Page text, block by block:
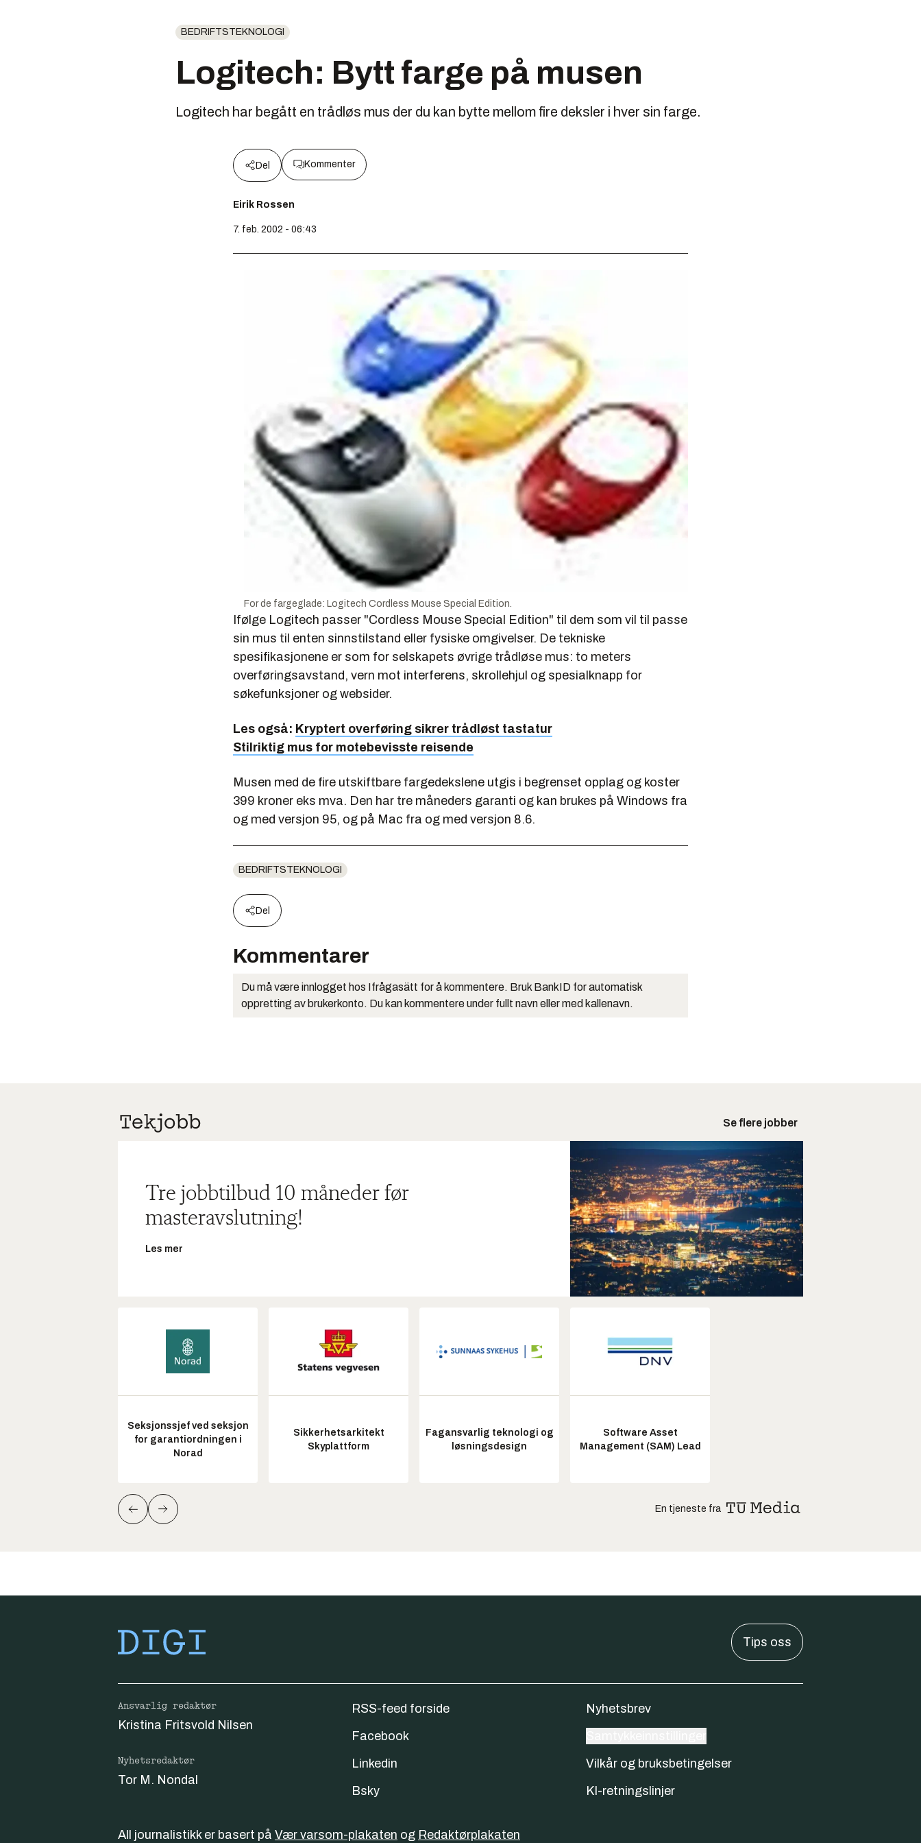
BEDRIFTSTEKNOLOGI
Logitech: Bytt farge på musen
Logitech har begått en trådløs mus der du kan bytte mellom fire deksler i hver sin farge.
Del Kommenter
Eirik Rossen
7. feb. 2002 - 06:43
For de fargeglade: Logitech Cordless Mouse Special Edition.
Ifølge Logitech passer "Cordless Mouse Special Edition" til dem som vil til passe
sin mus til enten sinnstilstand eller fysiske omgivelser. De tekniske
spesifikasjonene er som for selskapets øvrige trådløse mus: to meters
overføringsavstand, vern mot interferens, skrollehjul og spesialknapp for
søkefunksjoner og websider.
Les også: Kryptert overføring sikrer trådløst tastatur
Stilriktig mus for motebevisste reisende
Musen med de fire utskiftbare fargedekslene utgis i begrenset opplag og koster
399 kroner eks mva. Den har tre måneders garanti og kan brukes på Windows fra
og med versjon 95, og på Mac fra og med versjon 8.6.
BEDRIFTSTEKNOLOGI
Del
Kommentarer
Du må være innlogget hos Ifrågasätt for å kommentere. Bruk BankID for automatisk
oppretting av brukerkonto. Du kan kommentere under fullt navn eller med kallenavn.
Se flere jobber
Tre jobbtilbud 10 måneder før
masteravslutning!
Les mer
Seksjonssjef ved seksjon
for garantiordningen i
Norad
Sikkerhetsarkitekt
Skyplattform
Fagansvarlig teknologi og
løsningsdesign
Software Asset
Management (SAM) Lead
En tjeneste fra
Tips oss
Ansvarlig redaktør
Kristina Fritsvold Nilsen
Nyhetsredaktør
Tor M. Nondal
RSS-feed forside
Facebook
Linkedin
Bsky
Nyhetsbrev
Vilkår og bruksbetingelser
KI-retningslinjer
All journalistikk er basert på Vær varsom-plakaten og Redaktørplakaten